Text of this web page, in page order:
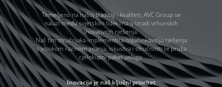
Temeljeno na našoj tradiciji i kvaliteti, AVC Group se
nalazi među svjetskim liderima u izradi vrhunskih
inovativnih rješenja.
Naš tim stručnjaka implementira najučinkovitija rješenja
s visokom razinom znanja, iskustva i stručnosti te pruža
cjelokupni paket usluga.
Inovacija je naš ključni prioritet